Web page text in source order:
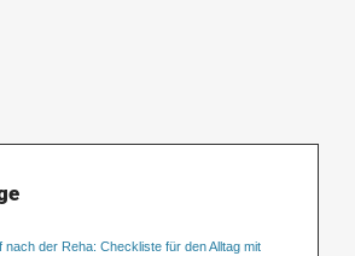
nach der Reha: Checkliste für den Alltag mit